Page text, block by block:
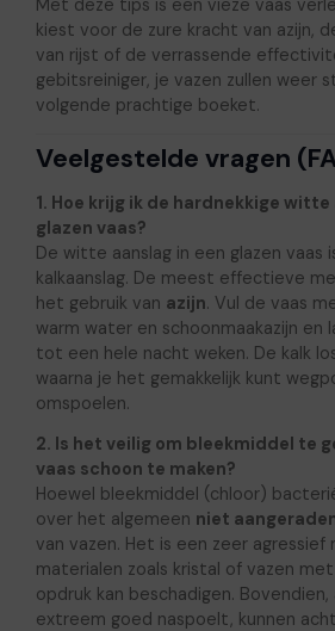
Met deze tips is een vieze vaas
kiest voor de zure kracht van azijn,
van rijst of de verrassende
gebitsreiniger, je vazen zullen weer
volgende prachtige boeket.
Veelgestelde vragen
1. Hoe krijg ik de hardnekkige
glazen vaas?
De witte aanslag in een glazen vaas
kalkaanslag. De meest effectieve
het gebruik van azijn. Vul de vaas
warm water en schoonmaakazijn en
tot een hele nacht weken. De kalk
waarna je het gemakkelijk kunt
omspoelen.
2. Is het veilig om bleekmiddel te
vaas schoon te maken?
Hoewel bleekmiddel (chloor)
over het algemeen niet
van vazen. Het is een zeer
materialen zoals kristal of vazen
opdruk kan beschadigen.
extreem goed naspoelt, kunnen